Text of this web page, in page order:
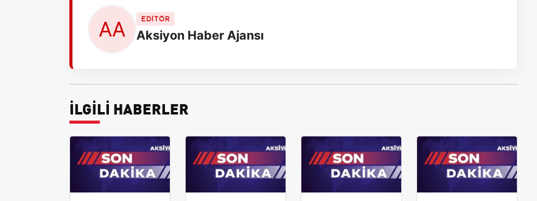
EDİTÖR
Aksiyon Haber Ajansı
İLGİLİ HABERLER